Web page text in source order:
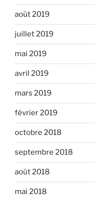
août 2019
juillet 2019
mai 2019
avril 2019
mars 2019
février 2019
octobre 2018
septembre 2018
août 2018
mai 2018